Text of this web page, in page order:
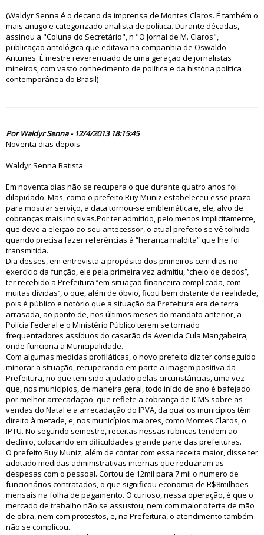
(Waldyr Senna é o decano da imprensa de Montes Claros. É também o
mais antigo e categorizado analista de política. Durante décadas,
assinou a "Coluna do Secretário", n "O Jornal de M. Claros",
publicação antológica que editava na companhia de Oswaldo
Antunes. É mestre reverenciado de uma geração de jornalistas
mineiros, com vasto conhecimento de política e da história política
contemporânea do Brasil)
Por Waldyr Senna - 12/4/2013 18:15:45
Noventa dias depois
Waldyr Senna Batista
Em noventa dias não se recupera o que durante quatro anos foi
dilapidado. Mas, como o prefeito Ruy Muniz estabeleceu esse prazo
para mostrar serviço, a data tornou-se emblemática e, ele, alvo de
cobranças mais incisivas.Por ter admitido, pelo menos implicitamente,
que deve a eleição ao seu antecessor, o atual prefeito se vê tolhido
quando precisa fazer referências à “herança maldita” que lhe foi
transmitida.
Dia desses, em entrevista a propósito dos primeiros cem dias no
exercício da função, ele pela primeira vez admitiu, ‘’cheio de dedos’’,
ter recebido a Prefeitura ‘’em situação financeira complicada, com
muitas dívidas’’, o que, além de óbvio, ficou bem distante da realidade,
pois é público e notório que a situação da Prefeitura era de terra
arrasada, ao ponto de, nos últimos meses do mandato anterior, a
Polícia Federal e o Ministério Público terem se tornado
frequentadores assíduos do casarão da Avenida Cula Mangabeira,
onde funciona a Municipalidade.
Com algumas medidas profiláticas, o novo prefeito diz ter conseguido
minorar a situação, recuperando em parte a imagem positiva da
Prefeitura, no que tem sido ajudado pelas circunstâncias, uma vez
que, nos municípios, de maneira geral, todo início de ano é bafejado
por melhor arrecadação, que reflete a cobrança de ICMS sobre as
vendas do Natal e a arrecadação do IPVA, da qual os municípios têm
direito à metade, e, nos municípios maiores, como Montes Claros, o
IPTU. No segundo semestre, receitas nessas rubricas tendem ao
declínio, colocando em dificuldades grande parte das prefeituras.
O prefeito Ruy Muniz, além de contar com essa receita maior, disse ter
adotado medidas administrativas internas que reduziram as
despesas com o pessoal. Cortou de 12mil para 7 mil o numero de
funcionários contratados, o que significou economia de R$8milhões
mensais na folha de pagamento. O curioso, nessa operação, é que o
mercado de trabalho não se assustou, nem com maior oferta de mão
de obra, nem com protestos, e, na Prefeitura, o atendimento também
não se complicou.